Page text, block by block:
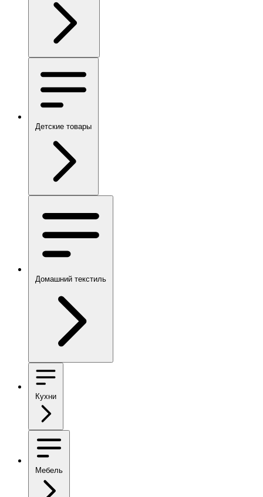
Детские товары
Домашний текстиль
Кухни
Мебель